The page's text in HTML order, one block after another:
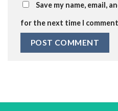
Save my name, email,
for the next time I